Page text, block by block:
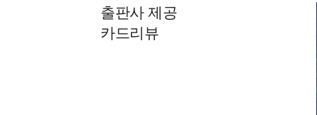
출판사 제공
카드리뷰